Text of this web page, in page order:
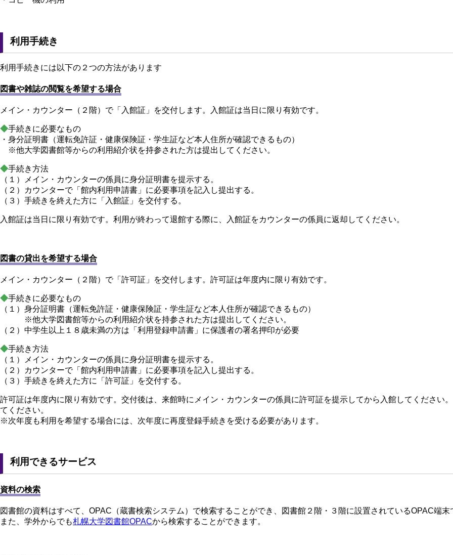
利用手続き
利用手続きには以下の２つの方法があります
図書や雑誌の閲覧を希望する場合
メイン・カウンター（２階）で「入館証」を交付します。入館証は当日に限り有効です。
◆手続きに必要なもの
・身分証明書（運転免許証・健康保険証・学生証など本人住所が確認できるもの）
※他大学図書館等からの利用紹介状を持参された方は提出してください。
◆手続き方法
（１）メイン・カウンターの係員に身分証明書を提示する。
（２）カウンターで「館内利用申請書」に必要事項を記入し提出する。
（３）手続きを終えた方に「入館証」を交付する。
入館証は当日に限り有効です。利用が終わって退館する際に、入館証をカウンターの係員に返却してください。
図書の貸出を希望する場合
メイン・カウンター（２階）で「許可証」を交付します。許可証は年度内に限り有効です。
◆手続きに必要なもの
（１）身分証明書（運転免許証・健康保険証・学生証など本人住所が確認できるもの）
※他大学図書館等からの利用紹介状を持参された方は提出してください。
（２）中学生以上１８歳未満の方は「利用登録申請書」に保護者の署名押印が必要
◆手続き方法
（１）メイン・カウンターの係員に身分証明書を提示する。
（２）カウンターで「館内利用申請書」に必要事項を記入し提出する。
（３）手続きを終えた方に「許可証」を交付する。
許可証は年度内に限り有効です。交付後は、来館時にメイン・カウンターの係員に許可証を提示してから入館してください
てください。
※次年度も利用を希望する場合には、次年度に再度登録手続きを受ける必要があります。
利用できるサービス
資料の検索
図書館の資料はすべて、OPAC（蔵書検索システム）で検索することができ、図書館２階・３階に設置されているOPAC端
また、学外からでも札幌大学図書館OPACから検索することができます。